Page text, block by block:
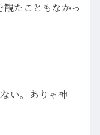
たこともなかっ
い。ありゃ神